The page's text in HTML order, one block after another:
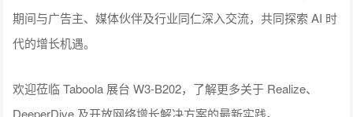
期间与广告主、媒体伙伴及行业同仁深入交流，共同探索 AI 时
代的增长机遇。
欢迎莅临 Taboola 展台 W3-B202，了解更多关于 Realize、
DeeperDive 及开放网络增长解决方案的最新实践。